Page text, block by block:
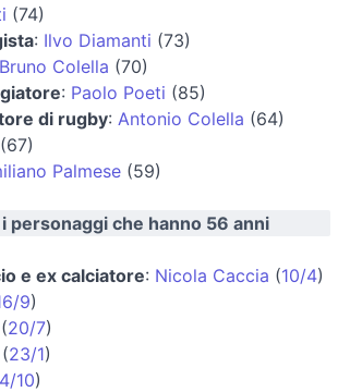
(74)
: Ilvo Diamanti (73)
Bruno Colella (70)
: Paolo Poeti (85)
di rugby: Antonio Colella (64)
(67)
Palmese (59)
personaggi che hanno 56 anni
e ex calciatore: Nicola Caccia (10/4)
9)
(20/7)
(23/1)
10)